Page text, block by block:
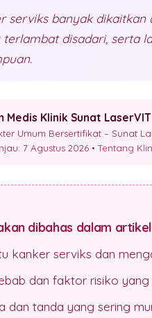
serviks banyak dikaitkan
terlambat disadari, serta
Medis Klinik Sunat LaserVIT
Umum Bersertifikat – Sunat
7 Agustus 2026 •Tentang
dibahas dalam
kanker serviks dan
dan faktor risiko yang
dan tanda yang sering